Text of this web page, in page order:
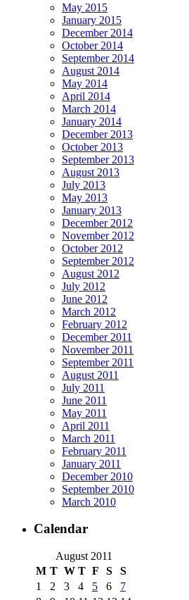
May 2015
January 2015
December 2014
October 2014
September 2014
August 2014
May 2014
April 2014
March 2014
January 2014
December 2013
October 2013
September 2013
August 2013
July 2013
May 2013
January 2013
December 2012
November 2012
October 2012
September 2012
August 2012
July 2012
June 2012
March 2012
February 2012
December 2011
November 2011
September 2011
August 2011
July 2011
June 2011
May 2011
April 2011
March 2011
February 2011
January 2011
December 2010
September 2010
March 2010
Calendar
August 2011
M T W T F S
S
1
2 3 4 5 6
7